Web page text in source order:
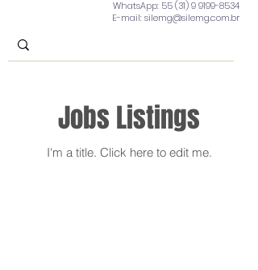
WhatsApp: 55 (31) 9 9199-8534
E-mail: silemg@silemg.com.br
Jobs Listings
I'm a title. ​Click here to edit me.